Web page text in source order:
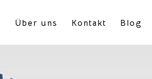
Über uns Kontakt Blog